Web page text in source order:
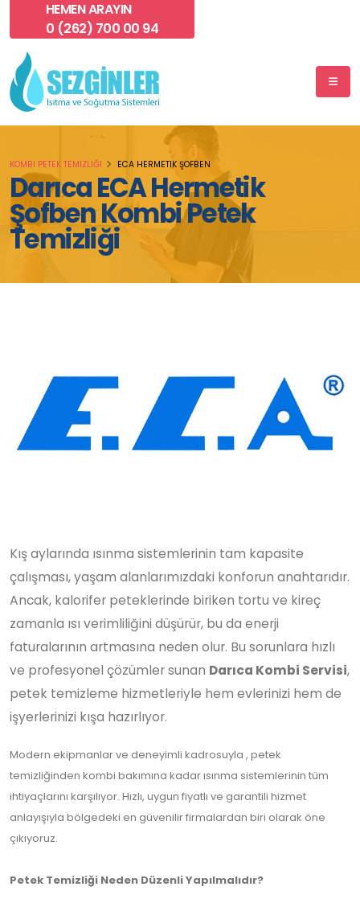
HEMEN ARAYIN
0 (262) 700 00 94
Darıca ECA Hermetik
Şofben Kombi Petek
Temizliği
KOMBI PETEK TEMIZLIĞI ECA HERMETIK ŞOFBEN
Kış aylarında ısınma sistemlerinin tam kapasite
çalışması, yaşam alanlarımızdaki konforun anahtarıdır.
Ancak, kalorifer peteklerinde biriken tortu ve kireç
zamanla ısı verimliliğini düşürür, bu da enerji
faturalarının artmasına neden olur. Bu sorunlara hızlı
ve profesyonel çözümler sunan Darıca Kombi Servisi,
petek temizleme hizmetleriyle hem evlerinizi hem de
işyerlerinizi kışa hazırlıyor.
Modern ekipmanlar ve deneyimli kadrosuyla , petek
temizliğinden kombi bakımına kadar ısınma sistemlerinin tüm
ihtiyaçlarını karşılıyor. Hızlı, uygun fiyatlı ve garantili hizmet
anlayışıyla bölgedeki en güvenilir firmalardan biri olarak öne
çıkıyoruz.
Petek Temizliği Neden Düzenli Yapılmalıdır?